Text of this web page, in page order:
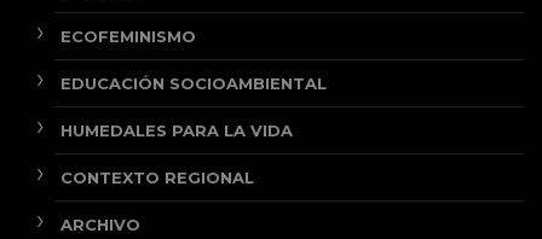
ECOFEMINISMO
EDUCACIÓN SOCIOAMBIENTAL
HUMEDALES PARA LA VIDA
CONTEXTO REGIONAL
ARCHIVO